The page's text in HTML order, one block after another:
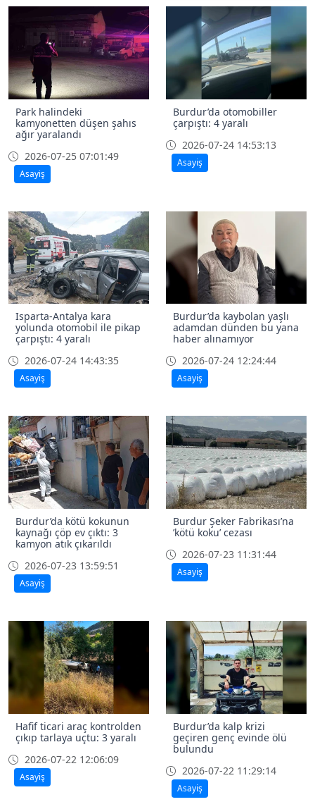
Park halindeki
kamyonetten düşen şahıs
ağır yaralandı
2026-07-25 07:01:49
Asayiş
Burdur’da otomobiller
çarpıştı: 4 yaralı
2026-07-24 14:53:13
Asayiş
Isparta-Antalya kara
yolunda otomobil ile pikap
çarpıştı: 4 yaralı
2026-07-24 14:43:35
Asayiş
Burdur’da kaybolan yaşlı
adamdan dünden bu yana
haber alınamıyor
2026-07-24 12:24:44
Asayiş
Burdur’da kötü kokunun
kaynağı çöp ev çıktı: 3
kamyon atık çıkarıldı
2026-07-23 13:59:51
Asayiş
Burdur Şeker Fabrikası’na
’kötü koku’ cezası
2026-07-23 11:31:44
Asayiş
Hafif ticari araç kontrolden
çıkıp tarlaya uçtu: 3 yaralı
2026-07-22 12:06:09
Asayiş
Burdur’da kalp krizi
geçiren genç evinde ölü
bulundu
2026-07-22 11:29:14
Asayiş